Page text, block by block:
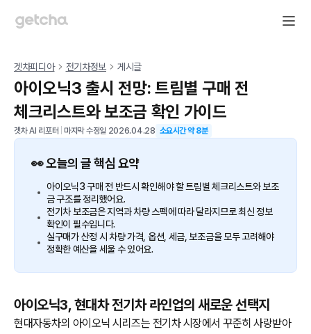
겟차피디아 전기차정보 게시글
아이오닉3 출시 전망: 트림별 구매 전
체크리스트와 보조금 확인 가이드
겟차 AI 리포터 마지막 수정일 2026.04.28 소요시간 약8분
👀 오늘의 글 핵심 요약
아이오닉3 구매 전 반드시 확인해야 할 트림별 체크리스트와 보조
금 구조를 정리했어요.
전기차 보조금은 지역과 차량 스펙에 따라 달라지므로 최신 정보
확인이 필수입니다.
실구매가 산정 시 차량 가격, 옵션, 세금, 보조금을 모두 고려해야
정확한 예산을 세울 수 있어요.
아이오닉3, 현대차 전기차 라인업의 새로운 선택지
현대자동차의 아이오닉 시리즈는 전기차 시장에서 꾸준히 사랑받아